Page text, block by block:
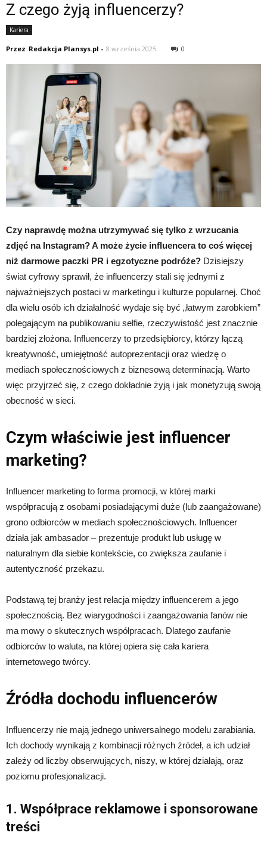
Z czego żyją influencerzy?
Kariera
Przez Redakcja Plansys.pl - 8 września 2025 0
Czy naprawdę można utrzymywać się tylko z wrzucania
zdjęć na Instagram? A może życie influencera to coś więcej
niż darmowe paczki PR i egzotyczne podróże? Dzisiejszy
świat cyfrowy sprawił, że influencerzy stali się jednymi z
najważniejszych postaci w marketingu i kulturze popularnej. Choć
dla wielu osób ich działalność wydaje się być „łatwym zarobkiem”
polegającym na publikowaniu selfie, rzeczywistość jest znacznie
bardziej złożona. Influencerzy to przedsiębiorcy, którzy łączą
kreatywność, umiejętność autoprezentacji oraz wiedzę o
mediach społecznościowych z biznesową determinacją. Warto
więc przyjrzeć się, z czego dokładnie żyją i jak monetyzują swoją
obecność w sieci.
Czym właściwie jest influencer
marketing?
Influencer marketing to forma promocji, w której marki
współpracują z osobami posiadającymi duże (lub zaangażowane)
grono odbiorców w mediach społecznościowych. Influencer
działa jak ambasador – prezentuje produkt lub usługę w
naturalnym dla siebie kontekście, co zwiększa zaufanie i
autentyczność przekazu.
Podstawą tej branży jest relacja między influencerem a jego
społecznością. Bez wiarygodności i zaangażowania fanów nie
ma mowy o skutecznych współpracach. Dlatego zaufanie
odbiorców to waluta, na której opiera się cała kariera
internetowego twórcy.
Źródła dochodu influencerów
Influencerzy nie mają jednego uniwersalnego modelu zarabiania.
Ich dochody wynikają z kombinacji różnych źródeł, a ich udział
zależy od liczby obserwujących, niszy, w której działają, oraz
poziomu profesjonalizacji.
1. Współprace reklamowe i sponsorowane
treści